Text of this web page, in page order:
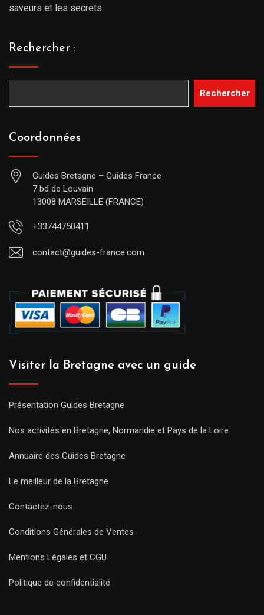
saveurs et les secrets.
Rechercher :
Rechercher
Coordonnées
Guides Bretagne – Guides France
7 bd de Louvain
13008 MARSEILLE (FRANCE)
+33744750411
contact@guides-france.com
Visiter la Bretagne avec un guide
Présentation Guides Bretagne
Nos activités en Bretagne, Normandie et Pays de la Loire
Annuaire des Guides Bretagne
Le meilleur de la Bretagne
Contactez-nous
Conditions Générales de Ventes
Mentions Légales et CGU
Politique de confidentialité